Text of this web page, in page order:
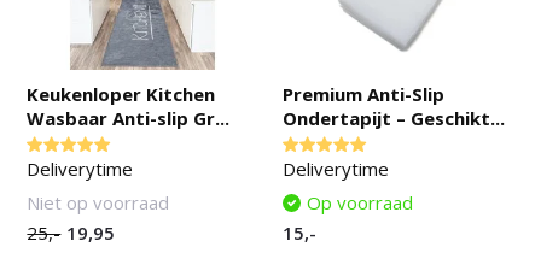
Keukenloper Kitchen
Wasbaar Anti-slip Gr...
Deliverytime
Niet op voorraad
25,- 19,95
Premium Anti-Slip
Ondertapijt – Geschikt...
Deliverytime
Op voorraad
15,-